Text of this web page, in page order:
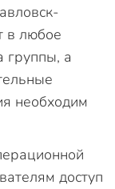
в любое
группы, а
необходим
доступ